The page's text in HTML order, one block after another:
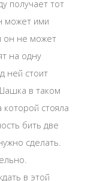
получает тот
может ими
он не может
на одну
ней стоит
в таком
которой стояла
бить две
сделать.
в этой